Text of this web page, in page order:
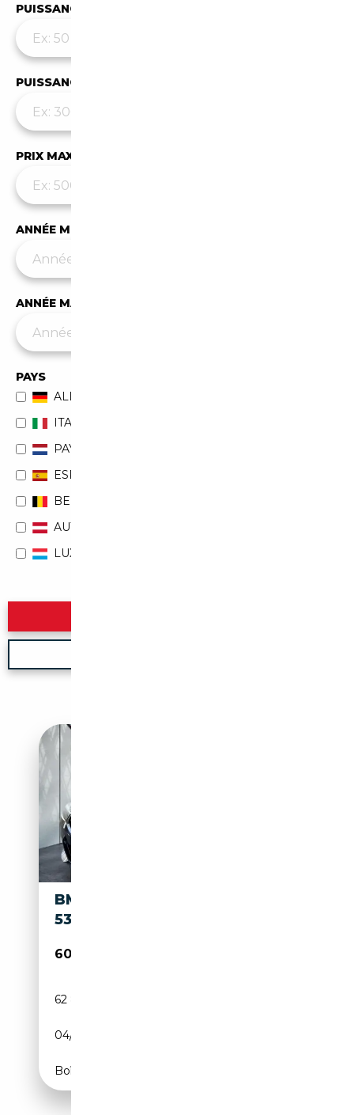
PUISSANCE MIN
PUISSANCE MAX
PRIX MAX (€)
ANNÉE MIN
ANNÉE MAX
PAYS
ALLEMAGNE
ITALIE
PAYS-BAS
ESPAGNE
BELGIQUE
AUTRICHE
LUXEMBOURG
BMW -56% M850IA XDRIVE
530CH 44CV
60 990€
62 867 km
04/2021
Boîte automatique